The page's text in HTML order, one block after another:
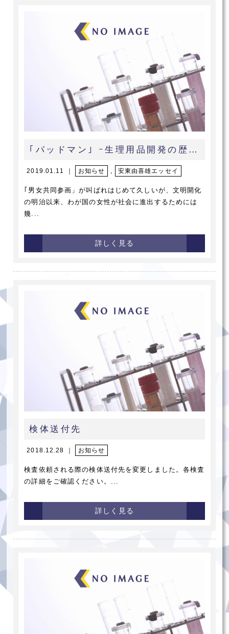
｢パッドマン｣ ｰ生理用品開発の歴史ｰ
2019.01.11 ｜ お知らせ 安東由喜雄エッセイ
｢男女共同参画」が叫ばれはじめて久しいが、文明開化
の明治以来、わが国の女性が社会に進出するためには
幾...
詳しく見る
検体送付先
2018.12.28 ｜ お知らせ
検査依頼される際の検体送付先を変更しました。各検査
の詳細をご確認ください。...
詳しく見る